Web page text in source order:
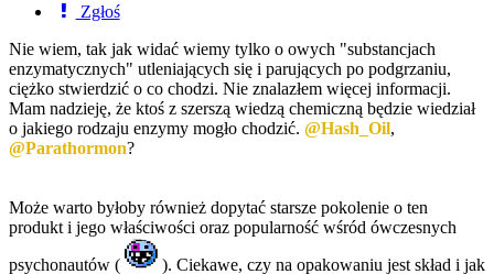
Zgłoś
Nie wiem, tak jak widać wiemy tylko o owych "substancjach
enzymatycznych" utleniających się i parujących po podgrzaniu,
ciężko stwierdzić o co chodzi. Nie znalazłem więcej informacji.
Mam nadzieję, że ktoś z szerszą wiedzą chemiczną będzie wiedział
o jakiego rodzaju enzymy mogło chodzić. @Hash_Oil,
@Parathormon?
Może warto byłoby również dopytać starsze pokolenie o ten
produkt i jego właściwości oraz popularność wśród ówczesnych
psychonautów (
). Ciekawe, czy na opakowaniu jest skład i jak